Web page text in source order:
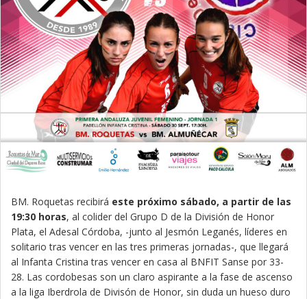
BM. Roquetas recibirá este próximo sábado, a partir de las
19:30 horas, al colider del Grupo D de la División de Honor
Plata, el Adesal Córdoba, -junto al Jesmón Leganés, líderes en
solitario tras vencer en las tres primeras jornadas-, que llegará
al Infanta Cristina tras vencer en casa al BNFIT Sanse por 33-
28. Las cordobesas son un claro aspirante a la fase de ascenso
a la liga Iberdrola de Divisón de Honor, sin duda un hueso duro